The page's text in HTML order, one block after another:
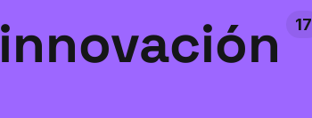
innovación 17